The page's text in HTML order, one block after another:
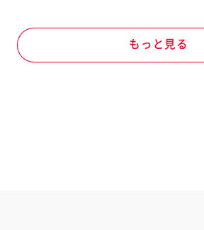
ジャム、スプレッドなどもっと見る